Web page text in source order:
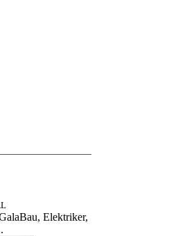
Elektriker,